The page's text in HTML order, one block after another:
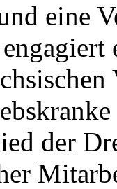
eine
der